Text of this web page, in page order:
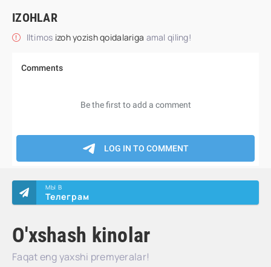
IZOHLAR
Iltimos izoh yozish qoidalariga amal qiling!
O'xshash kinolar
Faqat eng yaxshi premyeralar!
МЫ В
Телеграм